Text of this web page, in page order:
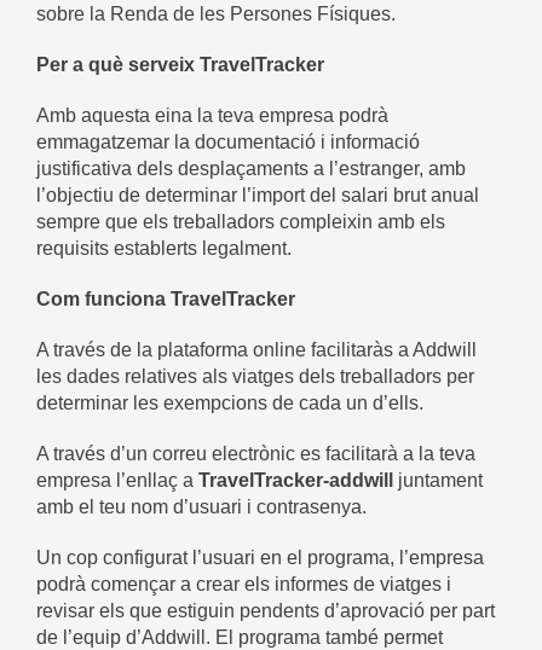
sobre la Renda de les Persones Físiques.
Per a què serveix TravelTracker
Amb aquesta eina la teva empresa podrà
emmagatzemar la documentació i informació
justificativa dels desplaçaments a l’estranger, amb
l’objectiu de determinar l’import del salari brut anual
sempre que els treballadors compleixin amb els
requisits establerts legalment.
Com funciona TravelTracker
A través de la plataforma online facilitaràs a Addwill
les dades relatives als viatges dels treballadors per
determinar les exempcions de cada un d’ells.
A través d’un correu electrònic es facilitarà a la teva
empresa l’enllaç a TravelTracker-addwill
juntament
amb el teu nom d’usuari i contrasenya.
Un cop configurat l’usuari en el programa, l’empresa
podrà començar a crear els informes de viatges i
revisar els que estiguin pendents d’aprovació per part
de l’equip d’Addwill. El programa també permet